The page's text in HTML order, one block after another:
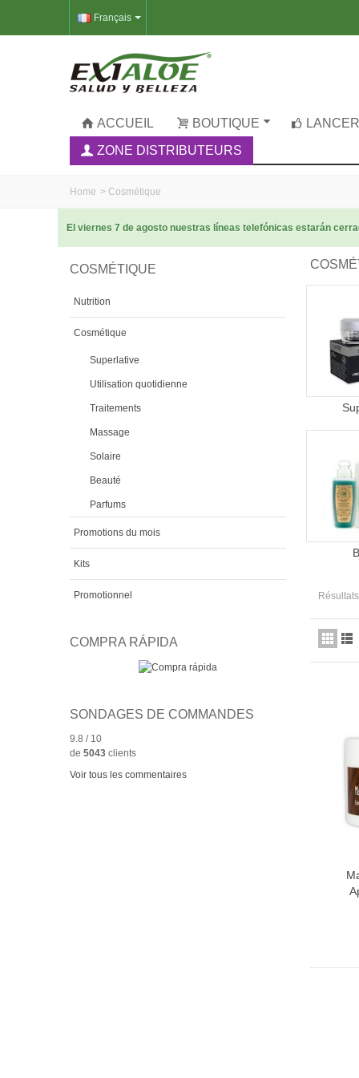
Français
ACCUEIL BOUTIQUE
ZONE DISTRIBUTEURS
Home > Cosmétique
El viernes 7 de agosto nuestras líneas telefónicas estarán
COSMÉTIQUE
Nutrition
Cosmétique
Superlative
Utilisation quotidienne
Traitements
Massage
Solaire
Beauté
Parfums
Promotions du mois
Kits
Promotionnel
COMPRA RÁPIDA
SONDAGES DE COMMANDES
9.8 / 10
de 5043 clients
Voir tous les commentaires